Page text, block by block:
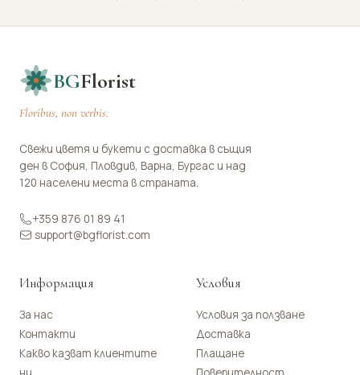
BGFlorist
Floribus, non verbis.
Свежи цветя и букети с доставка в същия
ден в София, Пловдив, Варна, Бургас и над
120 населени места в страната.
+359 876 01 89 41
support@bgflorist.com
Информация
За нас
Контакти
Какво казват клиентите
Условия
Условия за ползване
Доставка
Плащане